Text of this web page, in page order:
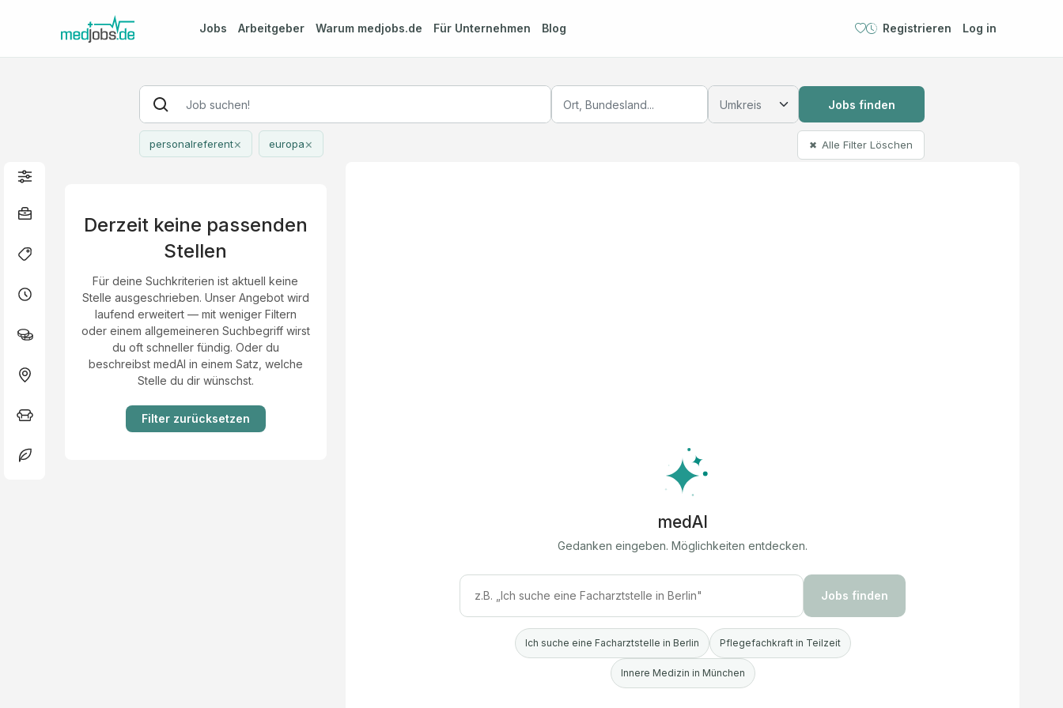
Jobs Arbeitgeber Warum medjobs.de Für Unternehmen Blog Registrieren Log in
Jobs finden
personalreferent× europa× ✖ Alle Filter Löschen
Derzeit keine passenden
Stellen
Für deine Suchkriterien ist aktuell keine
Stelle ausgeschrieben. Unser Angebot wird
laufend erweitert — mit weniger Filtern
oder einem allgemeineren Suchbegriff wirst
du oft schneller fündig. Oder du
beschreibst medAI in einem Satz, welche
Stelle du dir wünschst.
Filter zurücksetzen
medAI
Gedanken eingeben. Möglichkeiten entdecken.
Jobs finden
Ich suche eine Facharztstelle in Berlin Pflegefachkraft in Teilzeit
Innere Medizin in München